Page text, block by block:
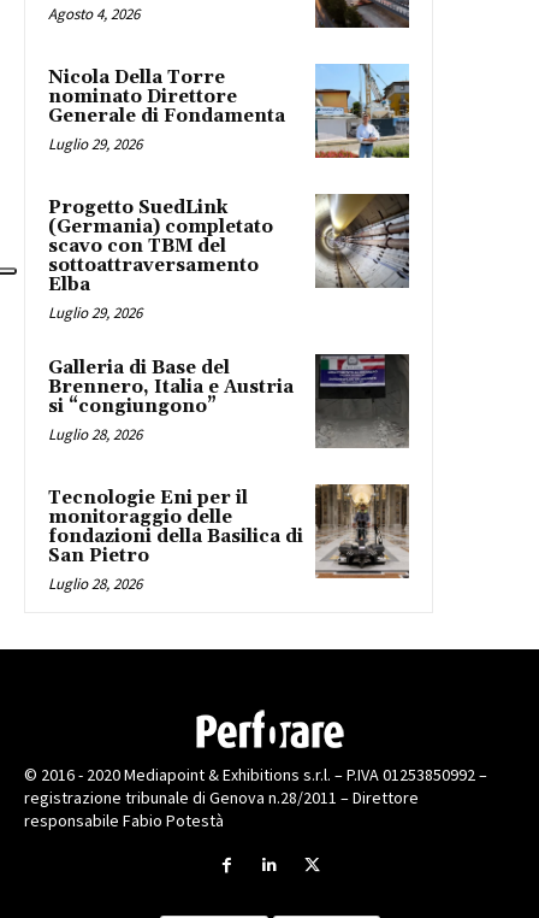
Agosto 4, 2026
Nicola Della Torre
nominato Direttore
Generale di Fondamenta
Luglio 29, 2026
Progetto SuedLink
(Germania) completato
scavo con TBM del
sottoattraversamento
Elba
Luglio 29, 2026
Galleria di Base del
Brennero, Italia e Austria
si “congiungono”
Luglio 28, 2026
Tecnologie Eni per il
monitoraggio delle
fondazioni della Basilica di
San Pietro
Luglio 28, 2026
© 2016 - 2020 Mediapoint & Exhibitions s.r.l. – P.IVA 01253850992 –
registrazione tribunale di Genova n.28/2011 – Direttore
responsabile Fabio Potestà